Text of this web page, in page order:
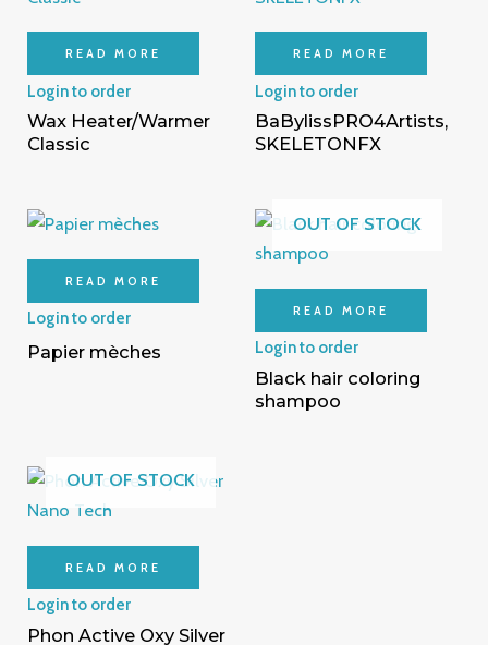
READ MORE
Login to order
Wax Heater/Warmer
Classic
READ MORE
Login to order
BaBylissPRO4Artists,
SKELETONFX
READ MORE
Login to order
Papier mèches
OUT OF STOCK
READ MORE
Login to order
Black hair coloring
shampoo
OUT OF STOCK
READ MORE
Login to order
Phon Active Oxy Silver